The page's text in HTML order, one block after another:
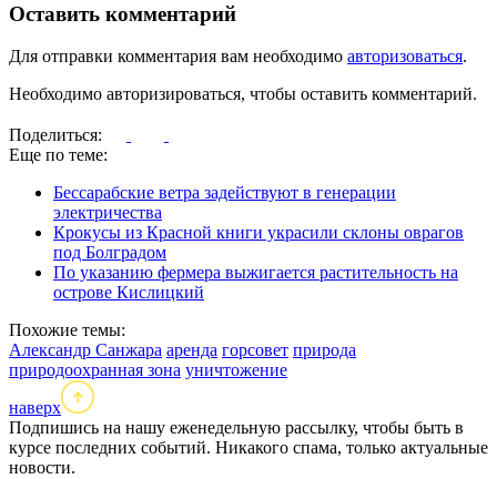
Оставить комментарий
Для отправки комментария вам необходимо авторизоваться.
Необходимо авторизироваться, чтобы оставить комментарий.
Поделиться:
Еще по теме:
Бессарабские ветра задействуют в генерации
электричества
Крокусы из Красной книги украсили склоны оврагов
под Болградом
По указанию фермера выжигается растительность на
острове Кислицкий
Похожие темы:
Александр Санжара аренда горсовет природа
природоохранная зона уничтожение
наверх
Подпишись на нашу еженедельную рассылку, чтобы быть в
курсе последних событий. Никакого спама, только актуальные
новости.